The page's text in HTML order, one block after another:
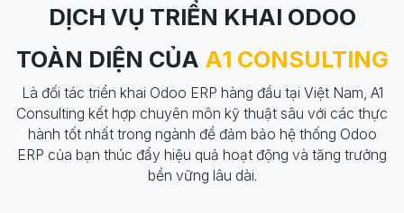
DỊCH VỤ TRIỂN KHAI ODOO
TOÀN DIỆN CỦA A1 CONSULTING
Là đối tác triển khai Odoo ERP hàng đầu tại Việt Nam, A1
Consulting kết hợp chuyên môn kỹ thuật sâu với các thực
hành tốt nhất trong ngành để đảm bảo hệ thống Odoo
ERP của bạn thúc đẩy hiệu quả hoạt động và tăng trưởng
bền vững lâu dài.